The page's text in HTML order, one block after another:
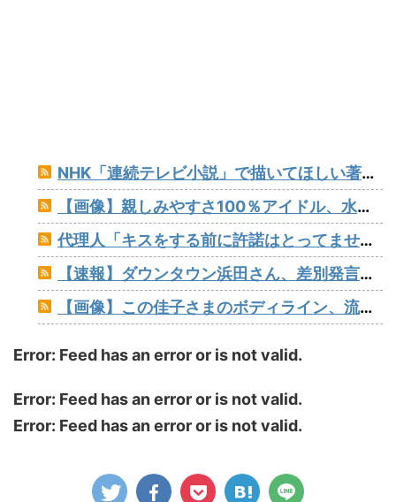
NHK「連続テレビ小説」で描いてほしい著名人【朝ドラ】
【画像】親しみやすさ100％アイドル、水着グラビアでセクシー撮wwwアプガ鍛治島彩、「週刊プレイボーイ」で美スタイルを大解放！！！
代理人「キスをする前に許諾はとってませんね？」ジャンポケ斎藤「今までこれからキスしますなんて宣言することなかったので」
【速報】ダウンタウン浜田さん、差別発言と受け取られる一言で炎上www
【画像】この佳子さまのボディライン、流石にエチエチすぎやろ！
Error: Feed has an error or is not valid.
Error: Feed has an error or is not valid.
Error: Feed has an error or is not valid.